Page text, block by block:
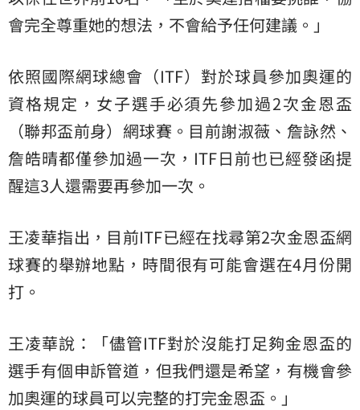
會完全尊重她的想法，不會給予任何建議。」
依照國際網球總會（ITF）對於球員參加奧運的
資格規定，女子選手必須先參加過2次金恩盃
（聯邦盃前身）網球賽。目前謝淑薇、詹詠然、
詹皓晴都僅參加過一次，ITF日前也已經發函提
醒這3人還需要再參加一次。
王凌華指出，目前ITF已經在找尋第2次金恩盃網
球賽的舉辦地點，時間很有可能會選在4月份開
打。
王凌華說：「儘管ITF對於沒能打足夠金恩盃的
選手有個申訴管道，但我們還是希望，有機會參
加奧運的球員可以完整的打完金恩盃。」